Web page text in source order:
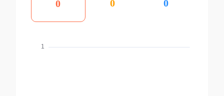
0 0 0